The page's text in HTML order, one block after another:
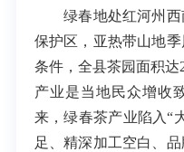
绿春地处红河州西
保护区，亚热带山地
条件，全县茶园面积达
产业是当地民众增收
来，绿春茶产业陷入“
足、精深加工空白、